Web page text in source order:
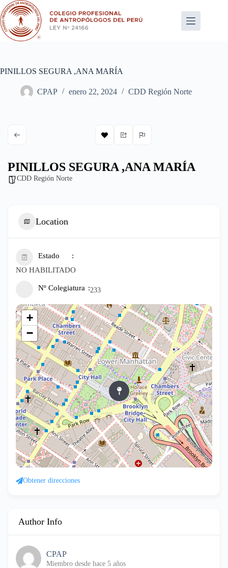
Saltar
al
contenido
PINILLOS SEGURA ,ANA MARÍA
CPAP enero 22, 2024 CDD Región Norte
PINILLOS SEGURA ,ANA MARÍA
CDD Región Norte
Location
Estado
NO HABILITADO
Nº Colegiatura 233
+
−
Obtener direcciones
Author Info
CPAP
Miembro desde hace 5 años